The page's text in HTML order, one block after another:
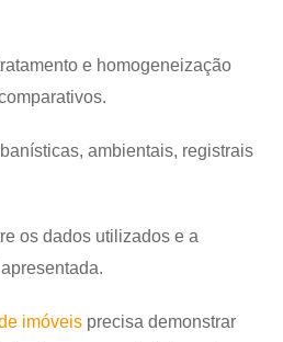
e homogeneização
ambientais, registrais
os dados utilizados e a
imóveis precisa demonstrar